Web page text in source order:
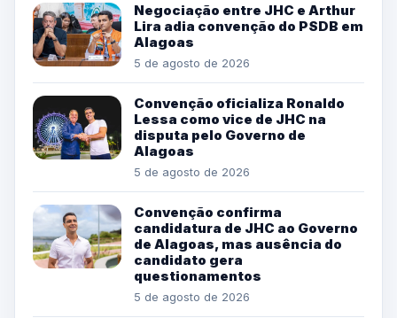
Negociação entre JHC e Arthur
Lira adia convenção do PSDB em
Alagoas
5 de agosto de 2026
Convenção oficializa Ronaldo
Lessa como vice de JHC na
disputa pelo Governo de
Alagoas
5 de agosto de 2026
Convenção confirma
candidatura de JHC ao Governo
de Alagoas, mas ausência do
candidato gera
questionamentos
5 de agosto de 2026